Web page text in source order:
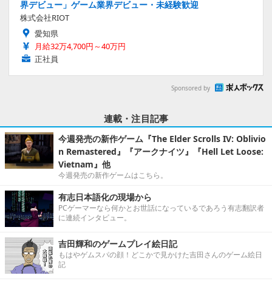
界デビュー」ゲーム業界デビュー・未経験歓迎
株式会社RIOT
愛知県
月給32万4,700円～40万円
正社員
Sponsored by
連載・注目記事
今週発売の新作ゲーム『The Elder Scrolls IV: Oblivio
n Remastered』『アークナイツ』『Hell Let Loose:
Vietnam』他
今週発売の新作ゲームはこちら。
有志日本語化の現場から
PCゲーマーなら何かとお世話になっているであろう有志翻訳者
に連続インタビュー。
吉田輝和のゲームプレイ絵日記
もはやゲムスパの顔！どこかで見かけた吉田さんのゲーム絵日
記